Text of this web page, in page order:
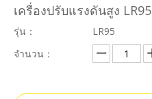
เครื่องปรับแรงดันสูง LR95
รุ่น：
LR95
จำนวน：